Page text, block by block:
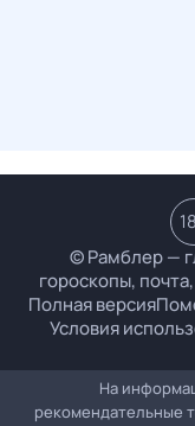
© Рамблер —
гороскопы,
Полная версия
Условия
18
На
рекомендательные